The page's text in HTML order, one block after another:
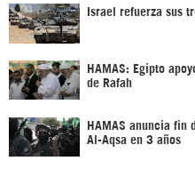
Israel refuerza sus
HAMAS: Egipto
de Rafah
HAMAS anuncia fin
Al-Aqsa en 3 años